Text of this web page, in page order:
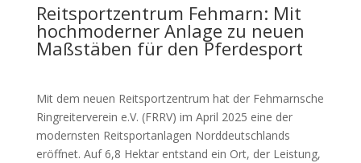
Reitsportzentrum Fehmarn: Mit
hochmoderner Anlage zu neuen
Maßstäben für den Pferdesport
Mit dem neuen Reitsportzentrum hat der Fehmarnsche
Ringreiterverein e.V. (FRRV) im April 2025 eine der
modernsten Reitsportanlagen Norddeutschlands
eröffnet. Auf 6,8 Hektar entstand ein Ort, der Leistung,